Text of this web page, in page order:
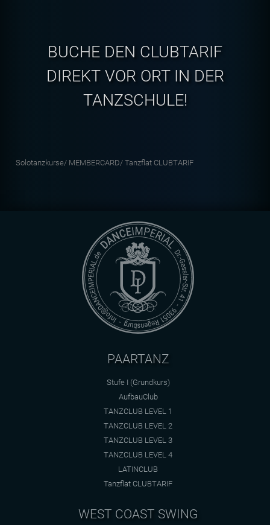
BUCHE DEN CLUBTARIF
DIREKT VOR ORT IN DER
TANZSCHULE!
Solotanzkurse/ MEMBERCARD/ Tanzflat CLUBTARIF
PAARTANZ
Stufe I (Grundkurs)
AufbauClub
TANZCLUB LEVEL 1
TANZCLUB LEVEL 2
TANZCLUB LEVEL 3
TANZCLUB LEVEL 4
LATINCLUB
Tanzflat CLUBTARIF
WEST COAST SWING